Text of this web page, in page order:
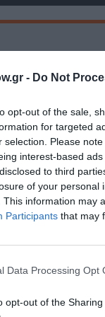
- Do Not
opt-out of the sale,
for targeted
selection. Please
interest-based
to third
of your personal
This information may
Participants that may
Data Processing Opt
opt-out of the
πρώτοι
στο
ΝΑΥΠΛΙΩΤΟΥ
και τον Πολιτισμό!